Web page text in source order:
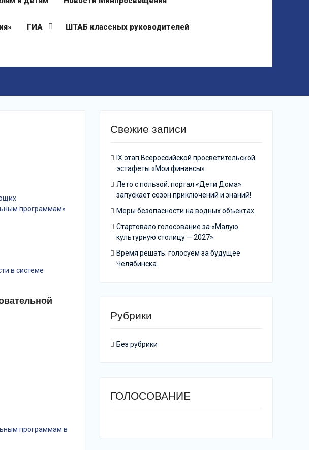
ГИА ШТАБ классных руководителей
программам»
в системе
программам в
Свежие записи
IX этап Всероссийской просветительской
эстафеты «Мои финансы»
Лето с пользой: портал «Дети Дома»
запускает сезон приключений и знаний!
Меры безопасности на водных объектах
Стартовало голосование за «Малую
культурную столицу — 2027»
Время решать: голосуем за будущее
Челябинска
Рубрики
Без рубрики
ГОЛОСОВАНИЕ